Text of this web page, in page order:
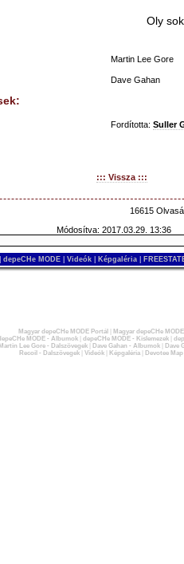
Oly
Martin Lee Gore
Dave Gahan
Fordította: Suller
::: Vissza :::
16615
Módosítva: 2017.03.29. 13:36
depeCHe MODE Videók Képgaléria
Magyar depeCHe MODE Portál
Magyar depeCHe
MODE - Albumok| depeCHe MODE - Kislemezek|
Martin Lee Gore - Dalszövegek| Dave Gahan - Albumok|
Dave
Recoil - Dalszövegek| Videók| Képgaléria| Devotee Map